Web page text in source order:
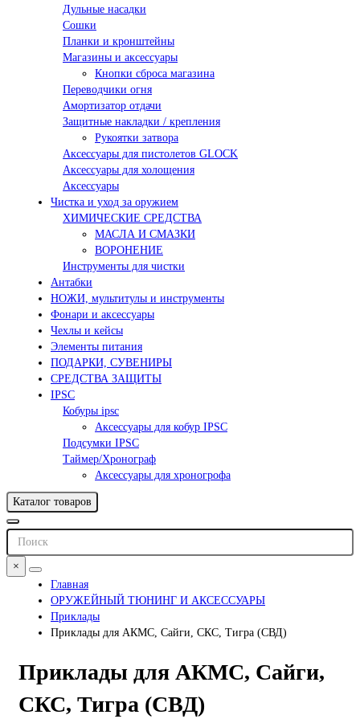
Дульные насадки
Сошки
Планки и кронштейны
Магазины и аксессуары
Кнопки сброса магазина
Переводчики огня
Амортизатор отдачи
Защитные накладки / крепления
Рукоятки затвора
Аксессуары для пистолетов GLOCK
Аксессуары для холощения
Аксессуары
Чистка и уход за оружием
ХИМИЧЕСКИЕ СРЕДСТВА
МАСЛА И СМАЗКИ
ВОРОНЕНИЕ
Инструменты для чистки
Антабки
НОЖИ, мультитулы и инструменты
Фонари и аксессуары
Чехлы и кейсы
Элементы питания
ПОДАРКИ, СУВЕНИРЫ
СРЕДСТВА ЗАЩИТЫ
IPSC
Кобуры ipsc
Аксессуары для кобур IPSC
Подсумки IPSC
Таймер/Хронограф
Аксессуары для хроногрофа
Каталог товаров
×
Главная
ОРУЖЕЙНЫЙ ТЮНИНГ И АКСЕССУАРЫ
Приклады
Приклады для АКМС, Сайги, СКС, Тигра (СВД)
Приклады для АКМС, Сайги,
СКС, Тигра (СВД)